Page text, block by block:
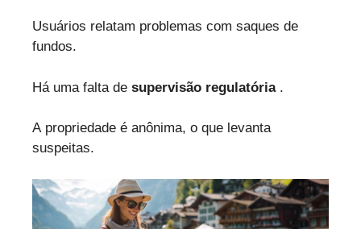
Usuários relatam problemas com saques de
fundos.
Há uma falta de supervisão regulatória.
A propriedade é anônima, o que levanta
suspeitas.